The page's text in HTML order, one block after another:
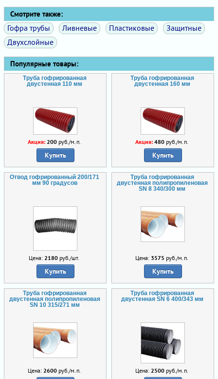
Смотрите также:
Гофра трубы Ливневые Пластиковые
Защитные
Двухслойные
Популярные товары:
Труба гофрированная
двустенная 110 мм
Акция: 200руб./м.п.
Купить
Труба гофрированная
двустенная 160 мм
Акция: 480руб./м.п.
Купить
Отвод гофрированный 200/171
мм 90 градусов
Цена: 2180 руб./шт.
Купить
Труба гофрированная
двустенная полипропиленовая
SN 8 340/300 мм
Цена: 3575 руб./м.п.
Купить
Труба гофрированная
двустенная полипропиленовая
SN 10 315/271 мм
Цена: 2600руб./м.п.
Труба гофрированная
двустенная SN 6 400/343 мм
Цена: 2500руб./м.п.